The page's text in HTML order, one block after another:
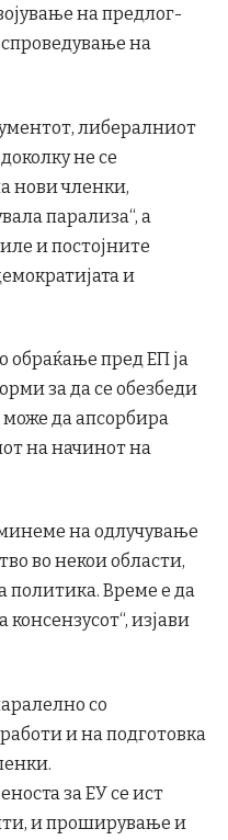
на предлог-
спроведување на
либералниот
не се
нови членки,
парализа“, а
и постојните
и
обраќање пред ЕП ја
за да се обезбеди
да апсорбира
на начинот на
на одлучување
во некои области,
политика. Време е да
изјави
со
и на подготовка
за ЕУ се ист
и проширување и